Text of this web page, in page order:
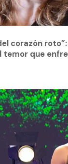
corazón
temor que